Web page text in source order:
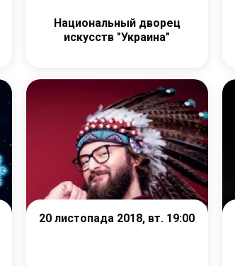
Национальный дворец
искусств "Украина"
Детальніше
20 листопада 2018, вт. 19:00